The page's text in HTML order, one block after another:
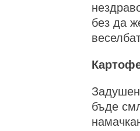
без да
бъде